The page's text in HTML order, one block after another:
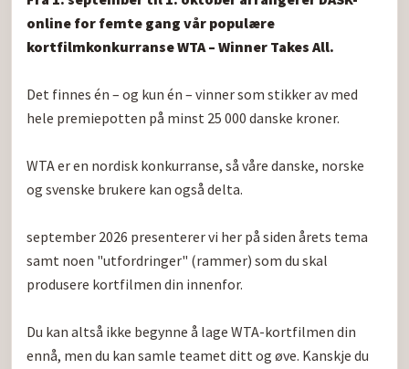
online for femte gang vår populære
kortfilmkonkurranse WTA – Winner Takes All.
Det finnes én – og kun én – vinner som stikker av med
hele premiepotten på minst 25 000 danske kroner.
WTA er en nordisk konkurranse, så våre danske, norske
og svenske brukere kan også delta.
september 2026 presenterer vi her på siden årets tema
samt noen "utfordringer" (rammer) som du skal
produsere kortfilmen din innenfor.
Du kan altså ikke begynne å lage WTA-kortfilmen din
ennå, men du kan samle teamet ditt og øve. Kanskje du